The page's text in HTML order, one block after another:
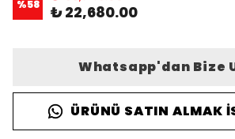
%58 ₺ 22,680.00
Whatsapp'dan Bize
ÜRÜNÜ SATIN ALMAK